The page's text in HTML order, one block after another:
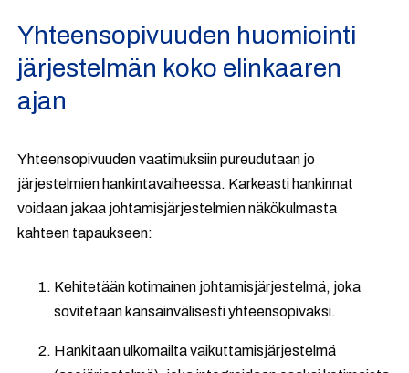
Yhteensopivuuden huomiointi
järjestelmän koko elinkaaren
ajan
Yhteensopivuuden vaatimuksiin pureudutaan jo
järjestelmien hankintavaiheessa. Karkeasti hankinnat
voidaan jakaa johtamisjärjestelmien näkökulmasta
kahteen tapaukseen:
Kehitetään kotimainen johtamisjärjestelmä, joka
sovitetaan kansainvälisesti yhteensopivaksi.
Hankitaan ulkomailta vaikuttamisjärjestelmä